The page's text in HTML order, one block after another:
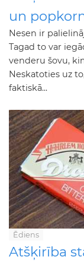
un
Nesen ir
Tagad to var
venderu šovu,
Neskatoties uz
faktiskā...
Ēdiens
Atšķirība